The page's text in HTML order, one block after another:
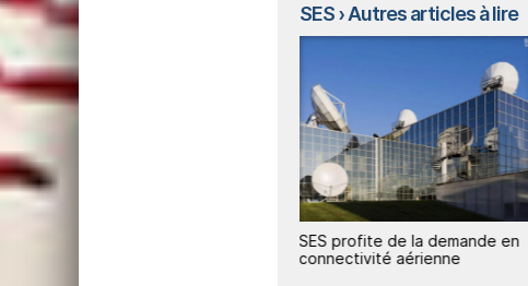
SES› Autres articles à lire
SES profite de la demande en
connectivité aérienne